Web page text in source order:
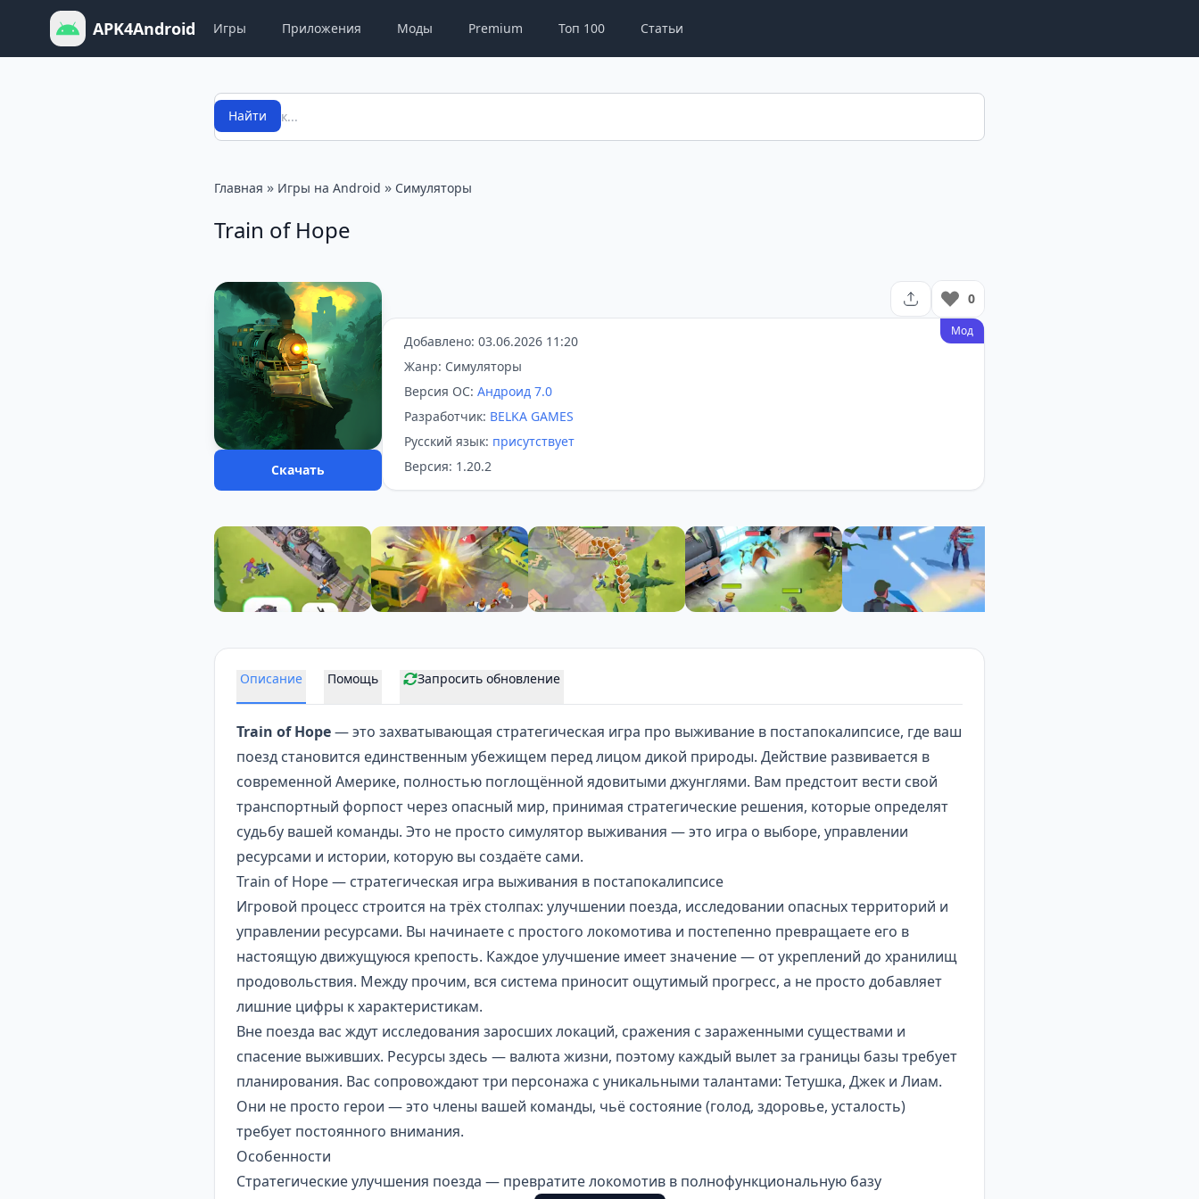
APK4Android Игры Приложения Моды Premium Топ 100 Статьи
Поиск
Найти
Главная » Игры на Android » Симуляторы
Train of Hope
Скачать
0
Мод
Добавлено: 03.06.2026 11:20
Жанр: Симуляторы
Версия ОС: Андроид 7.0
Разработчик: BELKA GAMES
Русский язык: присутствует
Версия: 1.20.2
Описание Помощь Запросить обновление
Train of Hope— это захватывающая стратегическая игра про выживание в постапокалипсисе, где ваш
поезд становится единственным убежищем перед лицом дикой природы. Действие развивается в
современной Америке, полностью поглощённой ядовитыми джунглями. Вам предстоит вести свой
транспортный форпост через опасный мир, принимая стратегические решения, которые определят
судьбу вашей команды. Это не просто симулятор выживания — это игра о выборе, управлении
ресурсами и истории, которую вы создаёте сами.
Train of Hope — стратегическая игра выживания в постапокалипсисе
Игровой процесс строится на трёх столпах: улучшении поезда, исследовании опасных территорий и
управлении ресурсами. Вы начинаете с простого локомотива и постепенно превращаете его в
настоящую движущуюся крепость. Каждое улучшение имеет значение — от укреплений до хранилищ
продовольствия. Между прочим, вся система приносит ощутимый прогресс, а не просто добавляет
лишние цифры к характеристикам.
Вне поезда вас ждут исследования заросших локаций, сражения с зараженными существами и
спасение выживших. Ресурсы здесь — валюта жизни, поэтому каждый вылет за границы базы требует
планирования. Вас сопровождают три персонажа с уникальными талантами: Тетушка, Джек и Лиам.
Они не просто герои — это члены вашей команды, чьё состояние (голод, здоровье, усталость)
требует постоянного внимания.
Особенности
Стратегические улучшения поезда — превратите локомотив в полнофункциональную базу